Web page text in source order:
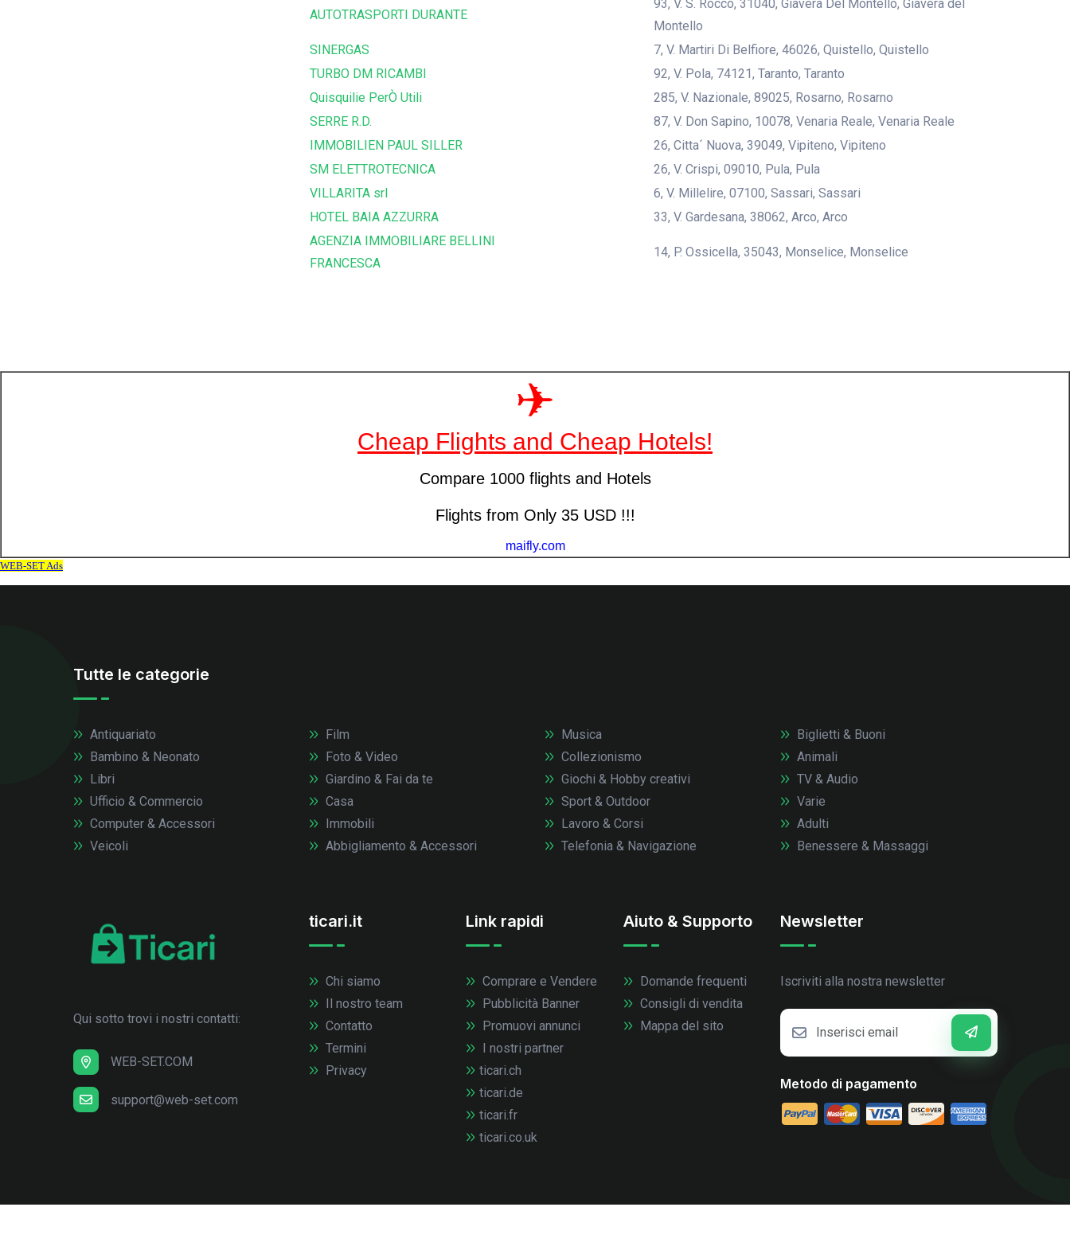
AUTOTRASPORTI DURANTE
93, V. S. Rocco, 31040, Giavera Del Montello, Giavera del
Montello
SINERGAS
7, V. Martiri Di Belfiore, 46026, Quistello, Quistello
TURBO DM RICAMBI
92, V. Pola, 74121, Taranto, Taranto
Quisquilie PerÒ Utili
285, V. Nazionale, 89025, Rosarno, Rosarno
SERRE R.D.
87, V. Don Sapino, 10078, Venaria Reale, Venaria Reale
IMMOBILIEN PAUL SILLER
26, Citta´ Nuova, 39049, Vipiteno, Vipiteno
SM ELETTROTECNICA
26, V. Crispi, 09010, Pula, Pula
VILLARITA srl
6, V. Millelire, 07100, Sassari, Sassari
HOTEL BAIA AZZURRA
33, V. Gardesana, 38062, Arco, Arco
AGENZIA IMMOBILIARE BELLINI
FRANCESCA
14, P. Ossicella, 35043, Monselice, Monselice
Tutte le categorie
Antiquariato
Bambino & Neonato
Libri
Ufficio & Commercio
Computer & Accessori
Veicoli
Film
Foto & Video
Giardino & Fai da te
Casa
Immobili
Abbigliamento & Accessori
Musica
Collezionismo
Giochi & Hobby creativi
Sport & Outdoor
Lavoro & Corsi
Telefonia & Navigazione
Biglietti & Buoni
Animali
TV & Audio
Varie
Adulti
Benessere & Massaggi
Qui sotto trovi i nostri contatti:
WEB-SET.COM
support@web-set.com
ticari.it
Chi siamo
Il nostro team
Contatto
Termini
Privacy
Link rapidi
Comprare e Vendere
Pubblicità Banner
Promuovi annunci
I nostri partner
ticari.ch
ticari.de
ticari.fr
ticari.co.uk
Aiuto & Supporto
Domande frequenti
Consigli di vendita
Mappa del sito
Newsletter
Iscriviti alla nostra newsletter
Metodo di pagamento